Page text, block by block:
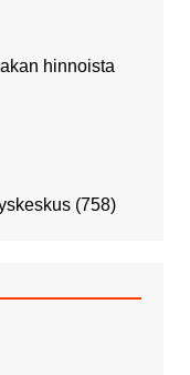
hinnoista
(758)